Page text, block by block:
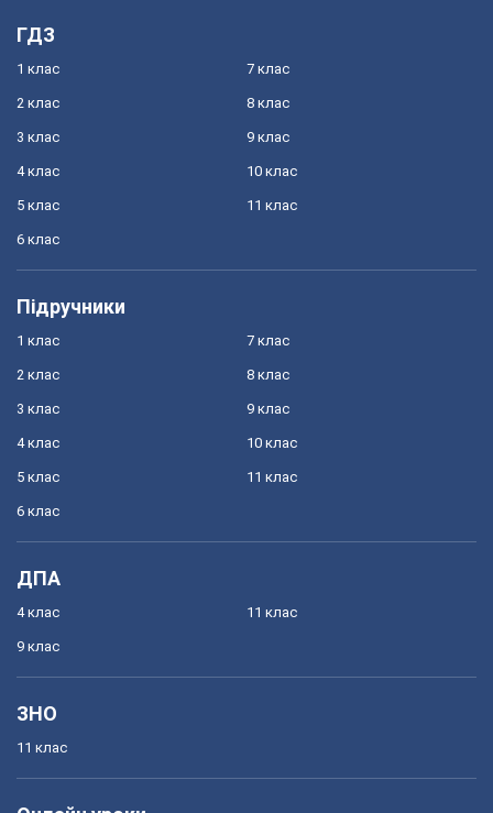
ГДЗ
1 клас
2 клас
3 клас
4 клас
5 клас
6 клас
7 клас
8 клас
9 клас
10 клас
11 клас
Підручники
1 клас
2 клас
3 клас
4 клас
5 клас
6 клас
7 клас
8 клас
9 клас
10 клас
11 клас
ДПА
4 клас
9 клас
11 клас
ЗНО
11 клас